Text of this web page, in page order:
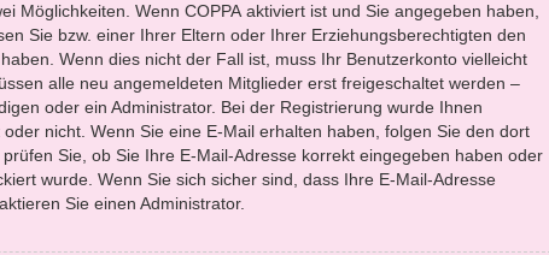
Möglichkeiten. Wenn COPPAaktiviert ist und Sie angegeben haben,
Sie bzw. einer Ihrer Eltern oder Ihrer Erziehungsberechtigten den
Wenn dies nicht der Fall ist, muss Ihr Benutzerkonto vielleicht
alle neu angemeldeten Mitglieder erst freigeschaltet werden –
oder ein Administrator. Bei der Registrierung wurde Ihnen
nicht. Wenn Sie eine E-Mail erhalten haben, folgen Sie den dort
Sie, ob Sie Ihre E-Mail-Adresse korrekt eingegeben haben oder
wurde. Wenn Sie sich sicher sind, dass Ihre E-Mail-Adresse
Sie einen Administrator.